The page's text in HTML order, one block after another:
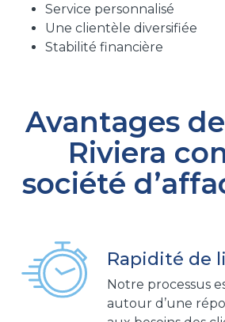
Service personnalisé
Une clientèle diversifiée
Stabilité financière
Avantages
Riviera
société
Rapidité de
Notre processus
autour d’une